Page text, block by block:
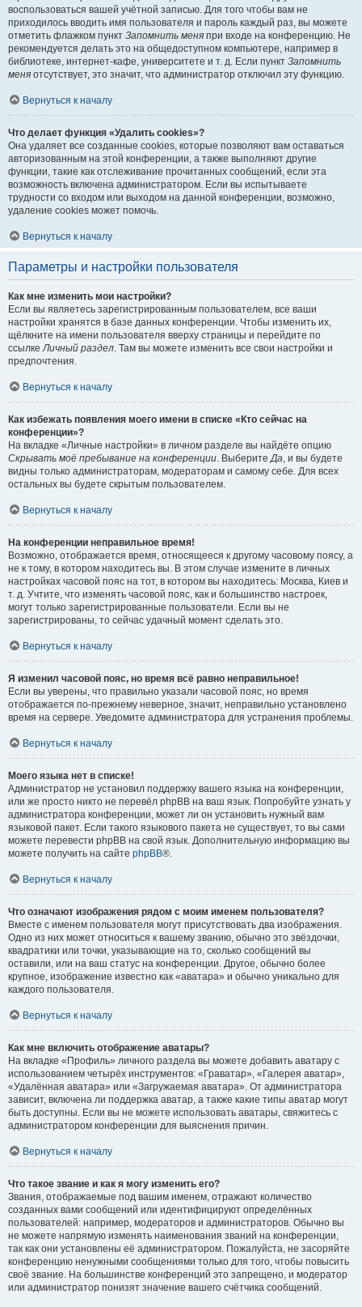
воспользоваться вашей учётной записью. Для того чтобы вам не
приходилось вводить имя пользователя и пароль каждый раз, вы можете
отметить флажком пункт Запомнить меня при входе на конференцию. Не
рекомендуется делать это на общедоступном компьютере, например в
библиотеке, интернет-кафе, университете и т. д. Если пункт Запомнить
меня отсутствует, это значит, что администратор отключил эту функцию.
Вернуться к началу
Что делает функция «Удалить cookies»?
Она удаляет все созданные cookies, которые позволяют вам оставаться
авторизованным на этой конференции, а также выполняют другие
функции, такие как отслеживание прочитанных сообщений, если эта
возможность включена администратором. Если вы испытываете
трудности со входом или выходом на данной конференции, возможно,
удаление cookies может помочь.
Вернуться к началу
Параметры и настройки пользователя
Как мне изменить мои настройки?
Если вы являетесь зарегистрированным пользователем, все ваши
настройки хранятся в базе данных конференции. Чтобы изменить их,
щёлкните на имени пользователя вверху страницы и перейдите по
ссылкеЛичный раздел. Там вы можете изменить все свои настройки и
предпочтения.
Вернуться к началу
Как избежать появления моего имени в списке «Кто сейчас на
конференции»?
На вкладке «Личные настройки» в личном разделе вы найдёте опцию
Скрывать моё пребывание на конференции. ВыберитеДа, и вы будете
видны только администраторам, модераторам и самому себе. Для всех
остальных вы будете скрытым пользователем.
Вернуться к началу
На конференции неправильное время!
Возможно, отображается время, относящееся к другому часовому поясу, а
не к тому, в котором находитесь вы. В этом случае измените в личных
настройках часовой пояс на тот, в котором вы находитесь: Москва, Киев и
т. д. Учтите, что изменять часовой пояс, как и большинство настроек,
могут только зарегистрированные пользователи. Если вы не
зарегистрированы, то сейчас удачный момент сделать это.
Вернуться к началу
Я изменил часовой пояс, но время всё равно неправильное!
Если вы уверены, что правильно указали часовой пояс, но время
отображается по-прежнему неверное, значит, неправильно установлено
время на сервере. Уведомите администратора для устранения проблемы.
Вернуться к началу
Моего языка нет в списке!
Администратор не установил поддержку вашего языка на конференции,
или же просто никто не перевёл phpBB на ваш язык. Попробуйте узнать у
администратора конференции, может ли он установить нужный вам
языковой пакет. Если такого языкового пакета не существует, то вы сами
можете перевести phpBB на свой язык. Дополнительную информацию вы
можете получить на сайте phpBB®.
Вернуться к началу
Что означают изображения рядом с моим именем пользователя?
Вместе с именем пользователя могут присутствовать два изображения.
Одно из них может относиться к вашему званию, обычно это звёздочки,
квадратики или точки, указывающие на то, сколько сообщений вы
оставили, или на ваш статус на конференции. Другое, обычно более
крупное, изображение известно как «аватара» и обычно уникально для
каждого пользователя.
Вернуться к началу
Как мне включить отображение аватары?
На вкладке «Профиль» личного раздела вы можете добавить аватару с
использованием четырёх инструментов: «Граватар», «Галерея аватар»,
«Удалённая аватара» или «Загружаемая аватара». От администратора
зависит, включена ли поддержка аватар, а также какие типы аватар могут
быть доступны. Если вы не можете использовать аватары, свяжитесь с
администратором конференции для выяснения причин.
Вернуться к началу
Что такое звание и как я могу изменить его?
Звания, отображаемые под вашим именем, отражают количество
созданных вами сообщений или идентифицируют определённых
пользователей: например, модераторов и администраторов. Обычно вы
не можете напрямую изменять наименования званий на конференции,
так как они установлены её администратором. Пожалуйста, не засоряйте
конференцию ненужными сообщениями только для того, чтобы повысить
своё звание. На большинстве конференций это запрещено, и модератор
или администратор понизят значение вашего счётчика сообщений.